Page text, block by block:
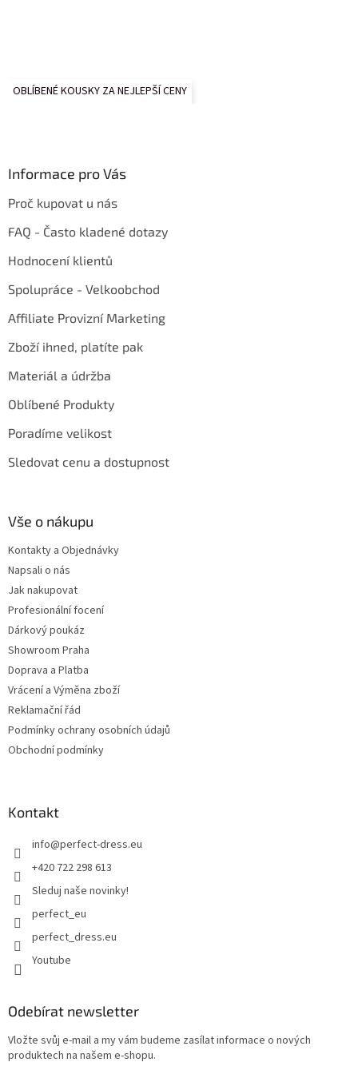
OBLÍBENÉ KOUSKY ZA NEJLEPŠÍ CENY
Informace pro Vás
Proč kupovat u nás
FAQ - Často kladené dotazy
Hodnocení klientů
Spolupráce - Velkoobchod
Affiliate Provizní Marketing
Zboží ihned, platíte pak
Materiál a údržba
Oblíbené Produkty
Poradíme velikost
Sledovat cenu a dostupnost
Vše o nákupu
Kontakty a Objednávky
Napsali o nás
Jak nakupovat
Profesionální focení
Dárkový poukáz
Showroom Praha
Doprava a Platba
Vrácení a Výměna zboží
Reklamační řád
Podmínky ochrany osobních údajů
Obchodní podmínky
Kontakt
info@perfect-dress.eu
+420 722 298 613
Sleduj naše novinky!
perfect_eu
perfect_dress.eu
Youtube
Odebírat newsletter
Vložte svůj e-mail a my vám budeme zasílat informace o nových
produktech na našem e-shopu.